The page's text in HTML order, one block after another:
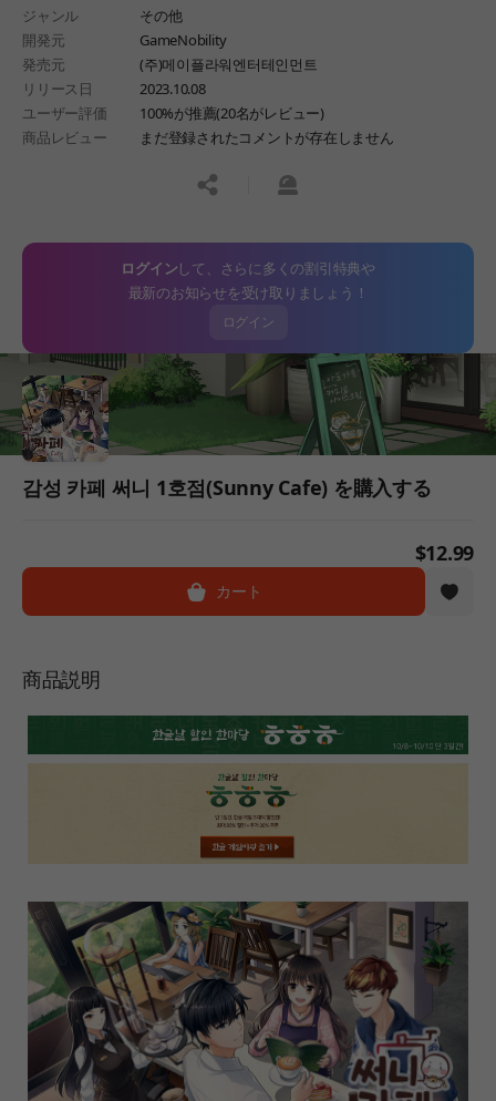
현지 분위기를 만끽할 수 있습니다.
ジャンル
その他
開発元
GameNobility
発売元
(주)메이플라워엔터테인먼트
リリース日
2023.10.08
ユーザー評価
100%が推薦(20名がレビュー)
商品レビュー
まだ登録されたコメントが存在しません
공유하기신고하기
ログインして、さらに多くの割引特典や
最新のお知らせを受け取りましょう！
ログイン
감성 카페 써니 1호점(Sunny Cafe) を購入する
$12.99
カート
商品説明